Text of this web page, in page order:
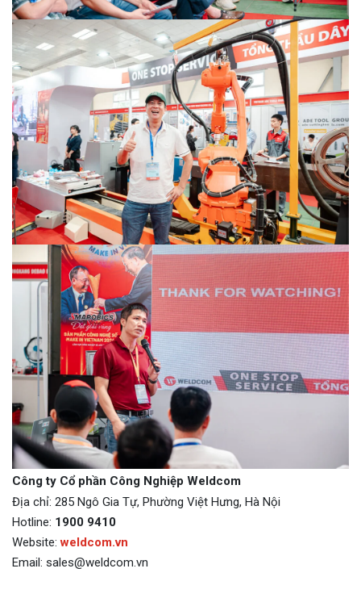
Công ty Cổ phần Công Nghiệp Weldcom
Địa chỉ: 285 Ngô Gia Tự, Phường Việt Hưng, Hà Nội
Hotline: 1900 9410
Website:weldcom.vn
Email: sales@weldcom.vn